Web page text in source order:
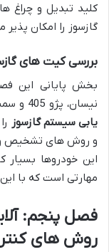
گازسوز را امکان پذیر
بررسی کیت های
بخش پایانی این
نیسان، پژو 405 و سمند دوگانه سوز می پردازد و یک
یابی سیستم گازسوز
و روش های تشخیص و
این خودروها بسیار
مهارتی است که با
فصل پنجم:
روش های